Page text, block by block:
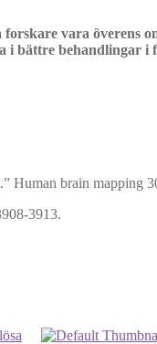
vara överens
i bättre behandlingar i
Human brain mapping
3913.